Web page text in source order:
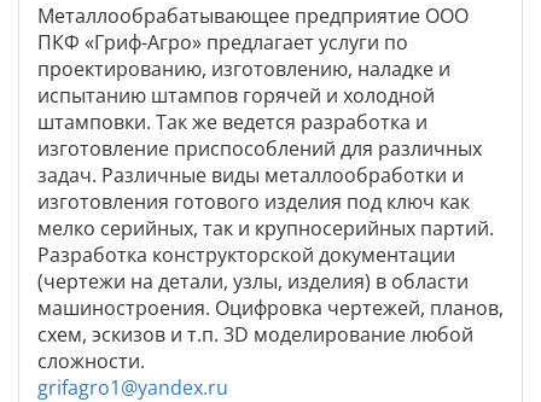
Металлообрабатывающее предприятие ООО
ПКФ «Гриф-Агро» предлагает услуги по
проектированию, изготовлению, наладке и
испытанию штампов горячей и холодной
штамповки. Так же ведется разработка и
изготовление приспособлений для различных
задач. Различные виды металлообработки и
изготовления готового изделия под ключ как
мелко серийных, так и крупносерийных партий.
Разработка конструкторской документации
(чертежи на детали, узлы, изделия) в области
машиностроения. Оцифровка чертежей, планов,
схем, эскизов и т.п. 3D моделирование любой
сложности.
grifagro1@yandex.ru